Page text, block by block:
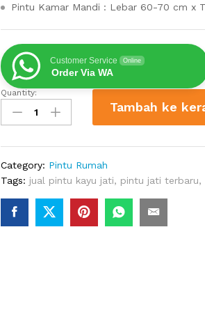
Pintu Kamar Mandi : Lebar 60-70 cm x
Customer Service Online
Order Via WA
Pintu
Utama
Jati
Kaca
Samping
Quantity:
Tambah ke
Category: Pintu Rumah
Tags: jual pintu kayu jati, pintu jati terbaru,